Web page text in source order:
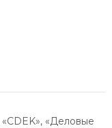
«Деловые